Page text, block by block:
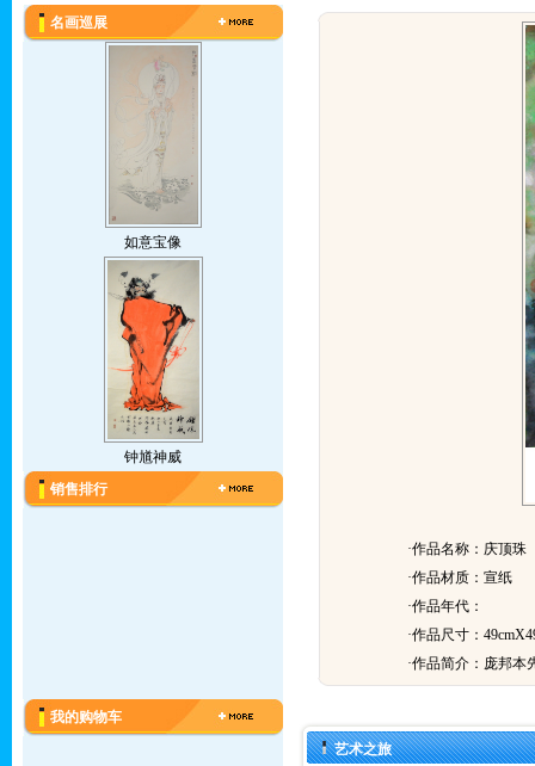
名画巡展
如意宝像
钟馗神威
销售排行
我的购物车
·作品名称：庆顶珠
·作品材质：宣纸
·作品年代：
·作品尺寸：
·作品简介： 庞邦本
艺术之旅